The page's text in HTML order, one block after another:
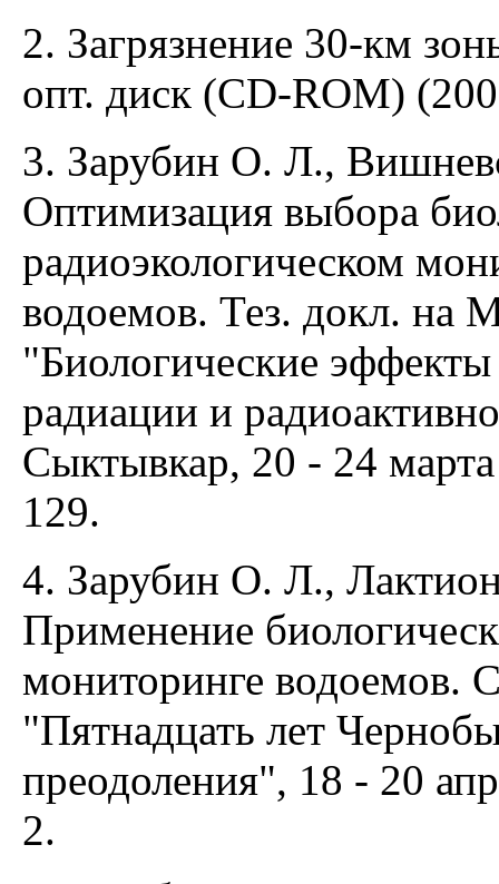
2. Загрязнение 30-км
опт. диск (CD-ROM)
3. Зарубин О. Л.,
Оптимизация выбора
радиоэкологическом
водоемов. Тез. докл.
"Биологические
радиации и
Сыктывкар, 20 - 24
129.
4. Зарубин О. Л.,
Применение
мониторинге водоемов.
"Пятнадцать лет
преодоления", 18 - 20
2.